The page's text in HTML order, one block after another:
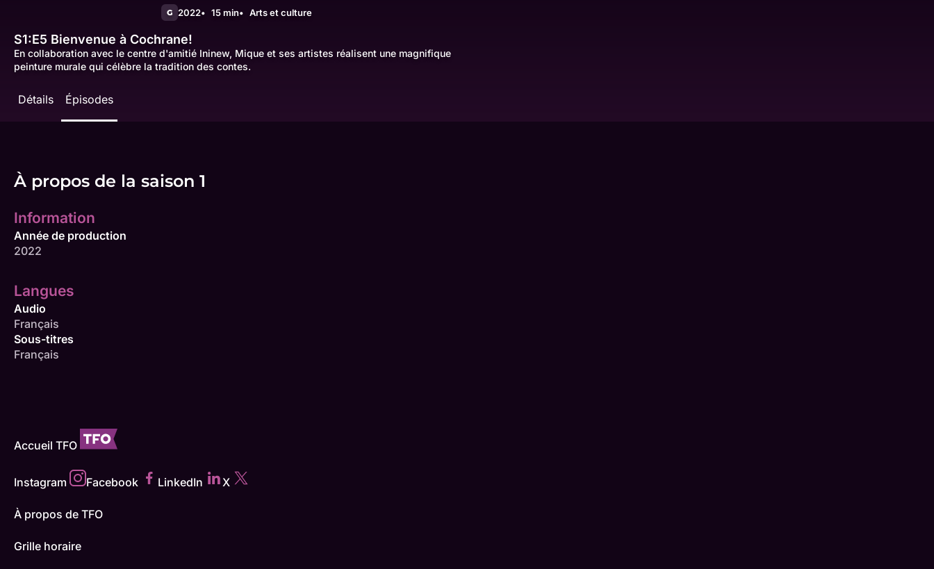
G 2022 15 min Arts et culture
S1:E5 Bienvenue à Cochrane!
En collaboration avec le centre d'amitié Ininew, Mique et ses artistes réalisent une magnifique
peinture murale qui célèbre la tradition des contes.
Détails Épisodes
À propos de la saison 1
Information
Année de production
2022
Langues
Audio
Français
Sous-titres
Français
Accueil TFO
Instagram Facebook LinkedIn X
À propos de TFO
Grille horaire